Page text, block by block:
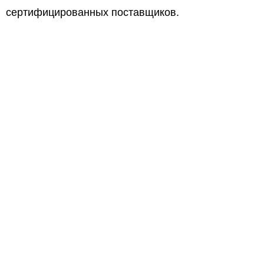
сертифицированных поставщиков.